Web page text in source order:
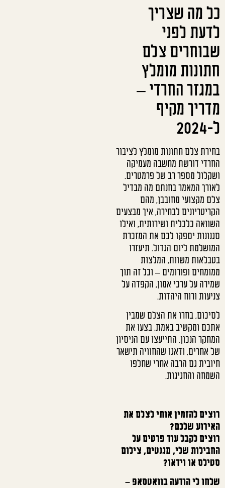
כל מה שצריך
לדעת לפני
שבוחרים צלם
חתונות מומלץ
במגזר החרדי –
מדריך מקיף
ל-2024
בחירת צלם חתונות מומלץ לציבור
החרדי דורשת מחשבה מעמיקה
ושקלול מספר רב של פרמטרים.
לאורך המאמר בחנתם מה מבדיל
צלם מקצועי מחובבן, מהם
הקריטריונים לבחירה, איך מבצעים
השוואה כלכלית ושירותית, ואילו
סגנונות יספקו לכם את המזכרת
המושלמת ליום הגדול. תיעזרו
בטבלאות משוות, המלצות
ממומחים ופורומים – וכל זה תוך
שמירה על ערכי אמון, הקפדה על
צניעות ורוח היהדות.
לסיכום, בחרו את הצלם שמבין
אתכם ומקשיב באמת. בצעו את
המחקר הנכון, התייעצו עם הניסיון
של אחרים, ודאגו שהחוויה תישאר
חיובית גם הרבה אחרי שחלפו
השמחה והחגיגות.
רוצים להזמין אותי לצלם את
האירוע שלכם?
רוצים לקבל עוד פרטים על
החבילות שלי, מגנטים, צילום
סטילס או וידאו?
שלחו לי הודעה בוואטסאפ –